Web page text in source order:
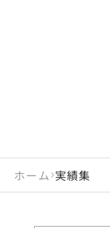
ホーム 実績集